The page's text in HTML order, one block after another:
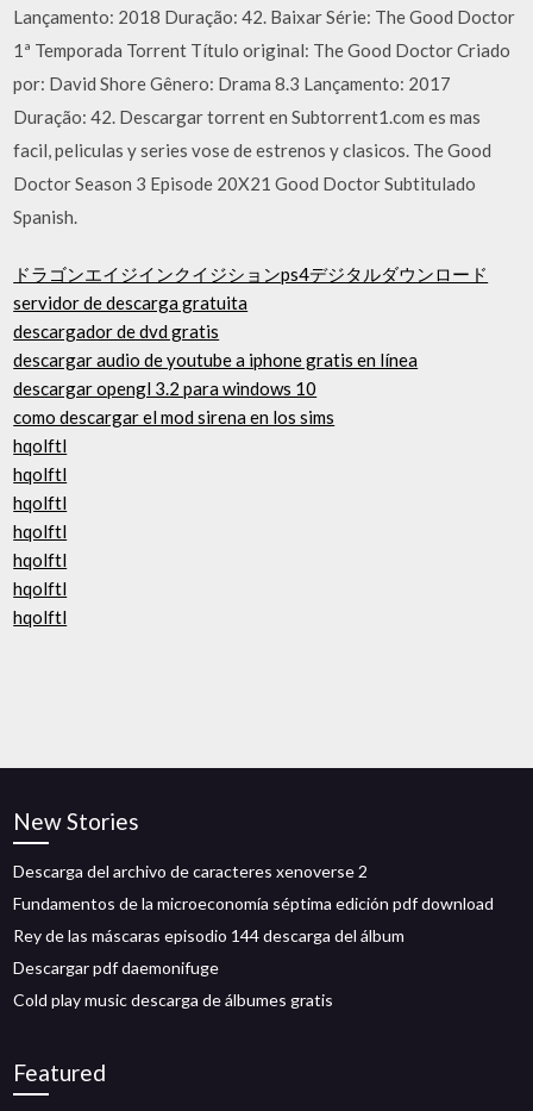
Lançamento: 2018 Duração: 42. Baixar Série: The Good Doctor
1ª Temporada Torrent Título original: The Good Doctor Criado
por: David Shore Gênero: Drama 8.3 Lançamento: 2017
Duração: 42. Descargar torrent en Subtorrent1.com es mas
facil, peliculas y series vose de estrenos y clasicos. The Good
Doctor Season 3 Episode 20X21 Good Doctor Subtitulado
Spanish.
ドラゴンエイジインクイジションps4デジタルダウンロード
servidor de descarga gratuita
descargador de dvd gratis
descargar audio de youtube a iphone gratis en línea
descargar opengl 3.2 para windows 10
como descargar el mod sirena en los sims
hqolftl
hqolftl
hqolftl
hqolftl
hqolftl
hqolftl
hqolftl
New Stories
Descarga del archivo de caracteres xenoverse 2
Fundamentos de la microeconomía séptima edición pdf download
Rey de las máscaras episodio 144 descarga del álbum
Descargar pdf daemonifuge
Cold play music descarga de álbumes gratis
Featured